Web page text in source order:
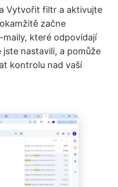
Vytvořit filtr a aktivujte
začne
které odpovídají
nastavili, a pomůže
kontrolu nad vaší